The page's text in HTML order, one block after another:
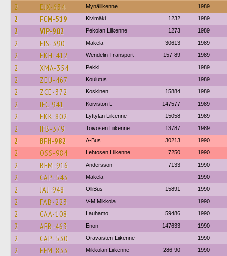
2 EJX-634 Mynäliikenne 1989
2 FCM-519 Kivimäki 1232 1989
2 VIP-902 Pekolan Liikenne 1273 1989
2 EIS-390 Mäkela 30613 1989
2 EKH-412 Wendelin Transport 157-89 1989
2 XMA-354 Pekki 1989
2 ZEU-467 Koulutus 1989
2 ZCE-372 Koskinen 15884 1989
2 IFC-941 Koiviston L 147577 1989
2 EKK-802 Lyttylän Liikenne 15058 1989
2 IFB-379 Toivosen Liikenne 13787 1989
2 BFH-982 A-Bus 30213 1990
2 OSS-984 Lehtosen Liikenne 7250 1990
2 BFM-916 Andersson 7133 1990
2 CAP-543 Mäkela 1990
2 JAJ-948 OlliBus 15891 1990
2 FAB-223 V-M Mikkola 1990
2 CAA-108 Lauhamo 59486 1990
2 AFB-463 Enon 147633 1990
2 CAP-530 Oravaisten Liikenne 1990
2 EFM-833 Mikkolan Liikenne 286-90 1990